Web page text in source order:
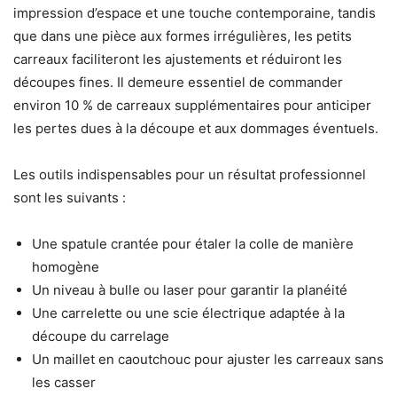
impression d’espace et une touche contemporaine, tandis
que dans une pièce aux formes irrégulières, les petits
carreaux faciliteront les ajustements et réduiront les
découpes fines. Il demeure essentiel de commander
environ 10 % de carreaux supplémentaires pour anticiper
les pertes dues à la découpe et aux dommages éventuels.
Les outils indispensables pour un résultat professionnel
sont les suivants :
Une spatule crantée pour étaler la colle de manière
homogène
Un niveau à bulle ou laser pour garantir la planéité
Une carrelette ou une scie électrique adaptée à la
découpe du carrelage
Un maillet en caoutchouc pour ajuster les carreaux sans
les casser